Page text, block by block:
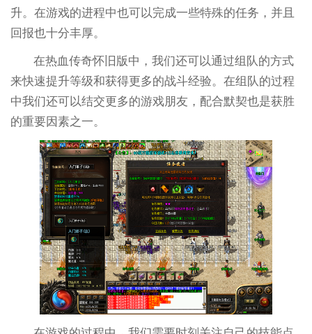
升。在游戏的进程中也可以完成一些特殊的任务，并且
回报也十分丰厚。
在热血传奇怀旧版中，我们还可以通过组队的方式
来快速提升等级和获得更多的战斗经验。在组队的过程
中我们还可以结交更多的游戏朋友，配合默契也是获胜
的重要因素之一。